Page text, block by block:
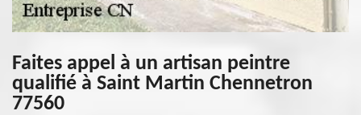
Faites appel à un artisan peintre
qualifié à Saint Martin Chennetron
77560